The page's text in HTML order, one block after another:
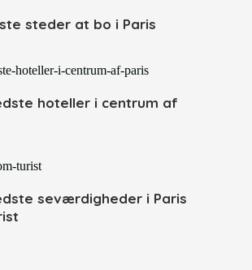
steder at bo i Paris
hoteller i centrum af
seværdigheder i Paris